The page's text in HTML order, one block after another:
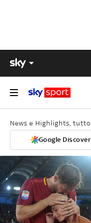
News e Highlights,
Google Discover